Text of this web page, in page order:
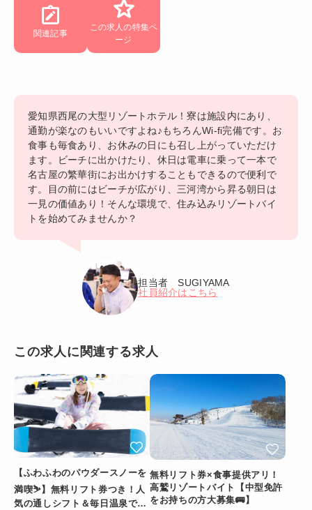
関連記事
この求人の特集ペ
ージ
愛知県西尾の大型リゾートホテル！寮は施設内にあり、
通勤が楽なのもいいですよね♪もちろんWi-fi完備です。お
食事も毎食あり、お休みの日にも召し上がっていただけ
ます。ビーチに出かけたり、休日は電車に乗って一本で
名古屋の繁華街にお出かけすることもできるので便利で
す。目の前にはビーチが広がり、三河湾から昇る朝日は
一見の価値あり！そんな環境で、住み込みリゾートバイ
トを始めてみませんか？
担当者 SUGIYAMA
社員紹介はこちら
この求人に関連する求人
【ふわふわのパウダースノーを
満喫⛷️】無料リフト券つき！人
気の通しシフト＆毎日温泉でリ
無料リフト券×食事提供アリ！
高鷲リゾートバイト【中型免許
をお持ちの方大募集🚌】